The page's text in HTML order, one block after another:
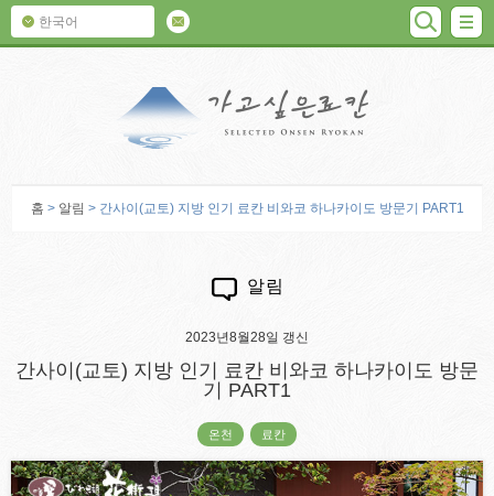
한국어 검색
홈 > 알림 > 간사이(교토) 지방 인기 료칸 비와코 하나카이도 방문기 PART1
알림
2023년8월28일 갱신
간사이(교토) 지방 인기 료칸 비와코 하나카이도 방문
기 PART1
온천 료칸